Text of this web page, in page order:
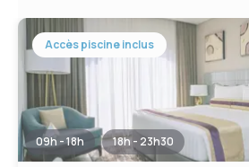
Accès piscine inclus
09h - 18h 18h - 23h30